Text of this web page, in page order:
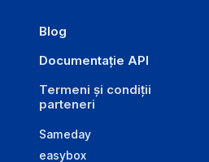
Blog
Documentație API
Termeni și condiții
parteneri
Sameday
easybox